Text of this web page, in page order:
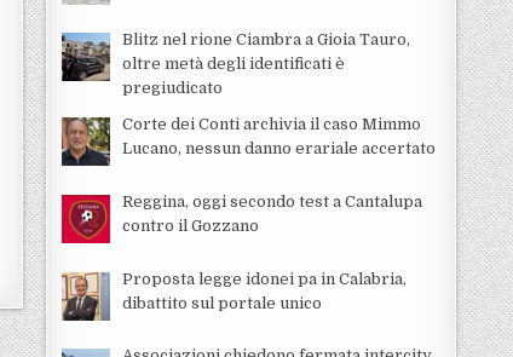
Blitz nel rione Ciambra a Gioia Tauro,
oltre metà degli identificati è
pregiudicato
Corte dei Conti archivia il caso Mimmo
Lucano, nessun danno erariale accertato
Reggina, oggi secondo test a Cantalupa
contro il Gozzano
Proposta legge idonei pa in Calabria,
dibattito sul portale unico